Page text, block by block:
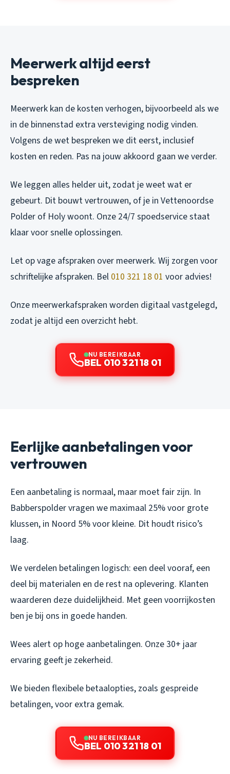
Meerwerk altijd eerst
bespreken
Meerwerk kan de kosten verhogen, bijvoorbeeld als we
in de binnenstad extra versteviging nodig vinden.
Volgens de wet bespreken we dit eerst, inclusief
kosten en reden. Pas na jouw akkoord gaan we verder.
We leggen alles helder uit, zodat je weet wat er
gebeurt. Dit bouwt vertrouwen, of je in Vettenoordse
Polder of Holy woont. Onze 24/7 spoedservice staat
klaar voor snelle oplossingen.
Let op vage afspraken over meerwerk. Wij zorgen voor
schriftelijke afspraken. Bel 010 321 18 01 voor advies!
Onze meerwerkafspraken worden digitaal vastgelegd,
zodat je altijd een overzicht hebt.
NU BEREIKBAAR
BEL 010 321 18 01
Eerlijke aanbetalingen voor
vertrouwen
Een aanbetaling is normaal, maar moet fair zijn. In
Babberspolder vragen we maximaal 25% voor grote
klussen, in Noord 5% voor kleine. Dit houdt risico’s
laag.
We verdelen betalingen logisch: een deel vooraf, een
deel bij materialen en de rest na oplevering. Klanten
waarderen deze duidelijkheid. Met geen voorrijkosten
ben je bij ons in goede handen.
Wees alert op hoge aanbetalingen. Onze 30+ jaar
ervaring geeft je zekerheid.
We bieden flexibele betaalopties, zoals gespreide
betalingen, voor extra gemak.
NU BEREIKBAAR
BEL 010 321 18 01